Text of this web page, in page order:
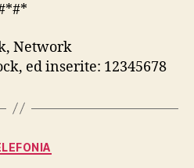
Network
ed inserite: 12345678
Categories